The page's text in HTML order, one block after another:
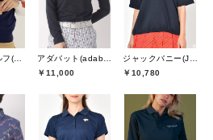
￥11,000
￥10,780